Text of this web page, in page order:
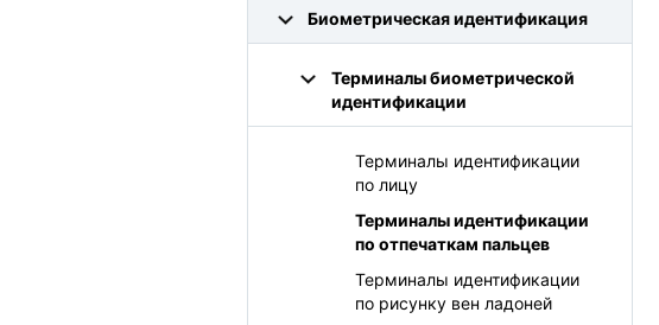
Биометрическая идентификация
Терминалы биометрической
идентификации
Терминалы идентификации
по лицу
Терминалы идентификации
по отпечаткам пальцев
Терминалы идентификации
по рисунку вен ладоней